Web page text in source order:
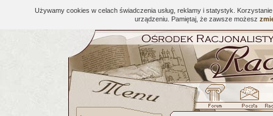
Używamy cookies w celach świadczenia usług, reklamy i statystyk.
urządzeniu. Pamiętaj, że zawsze możesz